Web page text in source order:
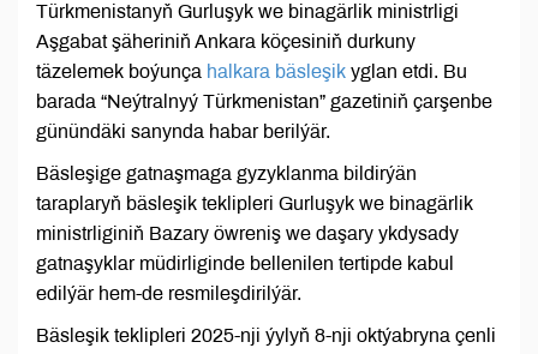
Türkmenistanyň Gurluşyk we binagärlik ministrligi
Aşgabat şäheriniň Ankara köçesiniň durkuny
täzelemek boýunça halkara bäsleşik yglan etdi. Bu
barada “Neýtralnyý Türkmenistan” gazetiniň çarşenbe
günündäki sanynda habar berilýär.
Bäsleşige gatnaşmaga gyzyklanma bildirýän
taraplaryň bäsleşik teklipleri Gurluşyk we binagärlik
ministrliginiň Bazary öwreniş we daşary ykdysady
gatnaşyklar müdirliginde bellenilen tertipde kabul
edilýär hem-de resmileşdirilýär.
Bäsleşik teklipleri 2025-nji ýylyň 8-nji oktýabryna çenli